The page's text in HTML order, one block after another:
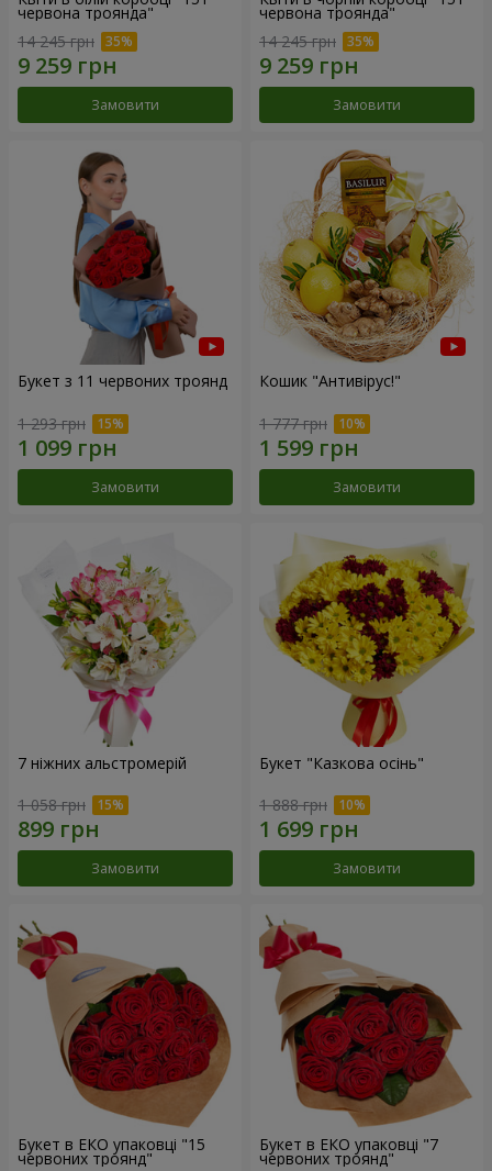
червона троянда"
14 245 грн
Замовити
червона троянда"
14 245 грн
Замовити
Букет з 11 червоних троянд
1 293 грн
Замовити
Кошик "Антивірус!"
1 777 грн
Замовити
7 ніжних альстромерій
1 058 грн
Замовити
Букет "Казкова осінь"
1 888 грн
Замовити
Букет в ЕКО упаковці "15
червоних троянд"
Букет в ЕКО упаковці "7
червоних троянд"